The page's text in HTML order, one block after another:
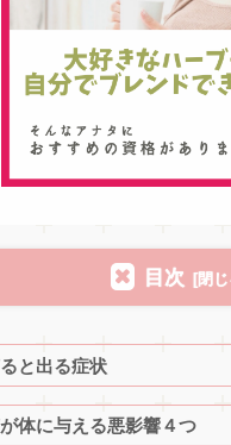
目次
と出る症状
体に与える悪影響４つ